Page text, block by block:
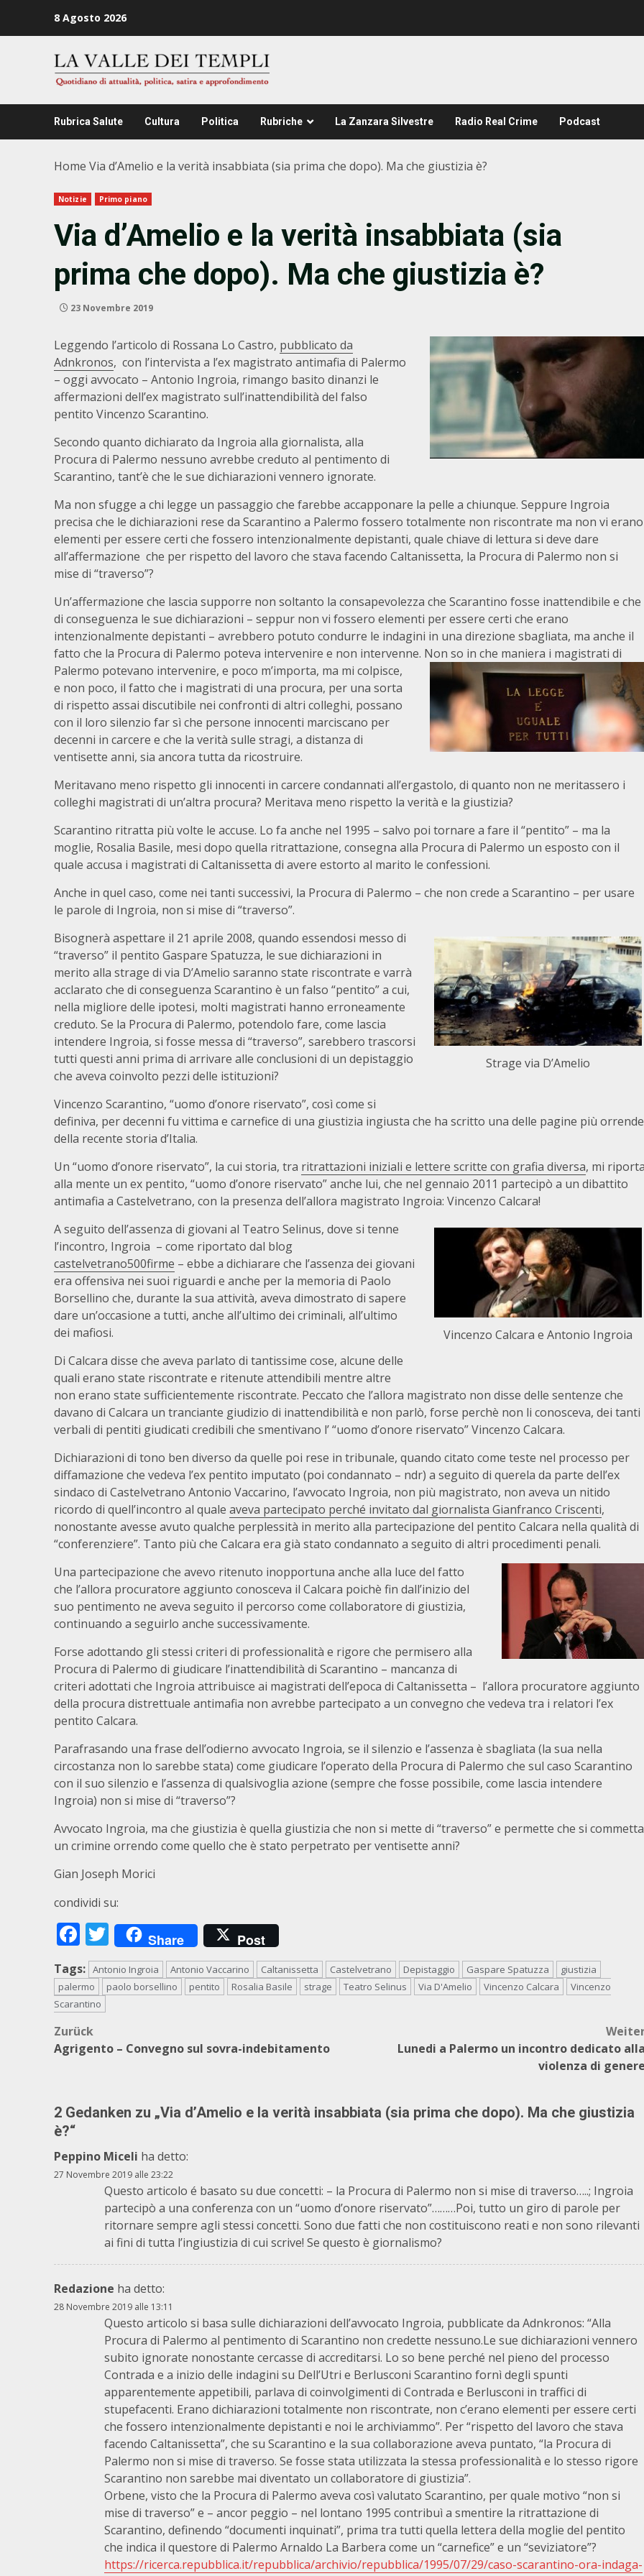
8 Agosto 2026
Rubrica Salute Cultura Politica Rubriche La Zanzara Silvestre Radio Real Crime Podcast
Home Via d’Amelio e la verità insabbiata (sia prima che dopo). Ma che giustizia è?
Notizie Primo piano
Via d’Amelio e la verità insabbiata (sia
prima che dopo). Ma che giustizia è?
23 Novembre 2019
Leggendo l’articolo di Rossana Lo Castro, pubblicato da
Adnkronos, con l’intervista a l’ex magistrato antimafia di Palermo
– oggi avvocato – Antonio Ingroia, rimango basito dinanzi le
affermazioni dell’ex magistrato sull’inattendibilità del falso
pentito Vincenzo Scarantino.
Secondo quanto dichiarato da Ingroia alla giornalista, alla
Procura di Palermo nessuno avrebbe creduto al pentimento di
Scarantino, tant’è che le sue dichiarazioni vennero ignorate.
Ma non sfugge a chi legge un passaggio che farebbe accapponare la pelle a chiunque. Seppure Ingroia
precisa che le dichiarazioni rese da Scarantino a Palermo fossero totalmente non riscontrate ma non vi erano
elementi per essere certi che fossero intenzionalmente depistanti, quale chiave di lettura si deve dare
all’affermazione che per rispetto del lavoro che stava facendo Caltanissetta, la Procura di Palermo non si
mise di “traverso”?
Un’affermazione che lascia supporre non soltanto la consapevolezza che Scarantino fosse inattendibile e che
di conseguenza le sue dichiarazioni – seppur non vi fossero elementi per essere certi che erano
intenzionalmente depistanti – avrebbero potuto condurre le indagini in una direzione sbagliata, ma anche il
fatto che la Procura di Palermo poteva intervenire e non intervenne. Non so in che maniera i magistrati di
Palermo potevano intervenire, e poco m’importa, ma mi colpisce,
e non poco, il fatto che i magistrati di una procura, per una sorta
di rispetto assai discutibile nei confronti di altri colleghi, possano
con il loro silenzio far sì che persone innocenti marciscano per
decenni in carcere e che la verità sulle stragi, a distanza di
ventisette anni, sia ancora tutta da ricostruire.
Meritavano meno rispetto gli innocenti in carcere condannati all’ergastolo, di quanto non ne meritassero i
colleghi magistrati di un’altra procura? Meritava meno rispetto la verità e la giustizia?
Scarantino ritratta più volte le accuse. Lo fa anche nel 1995 – salvo poi tornare a fare il “pentito” – ma la
moglie, Rosalia Basile, mesi dopo quella ritrattazione, consegna alla Procura di Palermo un esposto con il
quale accusa i magistrati di Caltanissetta di avere estorto al marito le confessioni.
Anche in quel caso, come nei tanti successivi, la Procura di Palermo – che non crede a Scarantino – per usare
le parole di Ingroia, non si mise di “traverso”.
Strage via D’Amelio
Bisognerà aspettare il 21 aprile 2008, quando essendosi messo di
“traverso” il pentito Gaspare Spatuzza, le sue dichiarazioni in
merito alla strage di via D’Amelio saranno state riscontrate e varrà
acclarato che di conseguenza Scarantino è un falso “pentito” a cui,
nella migliore delle ipotesi, molti magistrati hanno erroneamente
creduto. Se la Procura di Palermo, potendolo fare, come lascia
intendere Ingroia, si fosse messa di “traverso”, sarebbero trascorsi
tutti questi anni prima di arrivare alle conclusioni di un depistaggio
che aveva coinvolto pezzi delle istituzioni?
Vincenzo Scarantino, “uomo d’onore riservato”, così come si
definiva, per decenni fu vittima e carnefice di una giustizia ingiusta che ha scritto una delle pagine più orrende
della recente storia d’Italia.
Un “uomo d’onore riservato”, la cui storia, tra ritrattazioni iniziali e lettere scritte con grafia diversa, mi
alla mente un ex pentito, “uomo d’onore riservato” anche lui, che nel gennaio 2011 partecipò a un dibattito
antimafia a Castelvetrano, con la presenza dell’allora magistrato Ingroia: Vincenzo Calcara!
Vincenzo Calcara e Antonio Ingroia
A seguito dell’assenza di giovani al Teatro Selinus, dove si tenne
l’incontro, Ingroia – come riportato dal blog
castelvetrano500firme – ebbe a dichiarare che l’assenza dei giovani
era offensiva nei suoi riguardi e anche per la memoria di Paolo
Borsellino che, durante la sua attività, aveva dimostrato di sapere
dare un’occasione a tutti, anche all’ultimo dei criminali, all’ultimo
dei mafiosi.
Di Calcara disse che aveva parlato di tantissime cose, alcune delle
quali erano state riscontrate e ritenute attendibili mentre altre
non erano state sufficientemente riscontrate. Peccato che l’allora magistrato non disse delle sentenze che
davano di Calcara un tranciante giudizio di inattendibilità e non parlò, forse perchè non li conosceva, dei tanti
verbali di pentiti giudicati credibili che smentivano l’ “uomo d’onore riservato” Vincenzo Calcara.
Dichiarazioni di tono ben diverso da quelle poi rese in tribunale, quando citato come teste nel processo per
diffamazione che vedeva l’ex pentito imputato (poi condannato – ndr) a seguito di querela da parte dell’ex
sindaco di Castelvetrano Antonio Vaccarino, l’avvocato Ingroia, non più magistrato, non aveva un nitido
ricordo di quell’incontro al quale aveva partecipato perché invitato dal giornalista Gianfranco Criscenti,
nonostante avesse avuto qualche perplessità in merito alla partecipazione del pentito Calcara nella qualità di
“conferenziere”. Tanto più che Calcara era già stato condannato a seguito di altri procedimenti penali.
Una partecipazione che avevo ritenuto inopportuna anche alla luce del fatto
che l’allora procuratore aggiunto conosceva il Calcara poichè fin dall’inizio del
suo pentimento ne aveva seguito il percorso come collaboratore di giustizia,
continuando a seguirlo anche successivamente.
Forse adottando gli stessi criteri di professionalità e rigore che permisero alla
Procura di Palermo di giudicare l’inattendibilità di Scarantino – mancanza di
criteri adottati che Ingroia attribuisce ai magistrati dell’epoca di Caltanissetta – l’allora procuratore aggiunto
della procura distrettuale antimafia non avrebbe partecipato a un convegno che vedeva tra i relatori l’ex
pentito Calcara.
Parafrasando una frase dell’odierno avvocato Ingroia, se il silenzio e l’assenza è sbagliata (la sua nella
circostanza non lo sarebbe stata) come giudicare l’operato della Procura di Palermo che sul caso Scarantino
con il suo silenzio e l’assenza di qualsivoglia azione (sempre che fosse possibile, come lascia intendere
Ingroia) non si mise di “traverso”?
Avvocato Ingroia, ma che giustizia è quella giustizia che non si mette di “traverso” e permette che si commetta
un crimine orrendo come quello che è stato perpetrato per ventisette anni?
Gian Joseph Morici
condividi su:
Facebook
Twitter
Share Post
Tags: Antonio Ingroia Antonio Vaccarino Caltanissetta Castelvetrano Depistaggio Gaspare Spatuzza
giustizia
palermo
paolo borsellino pentito Rosalia Basile strage Teatro Selinus Via D'Amelio Vincenzo Calcara
Vincenzo
Scarantino
Beitragsnavigation
Zurück
Agrigento – Convegno sul sovra-indebitamento
Lunedi a Palermo un incontro dedicato
violenza di
2 Gedanken zu „Via d’Amelio e la verità insabbiata (sia prima che dopo). Ma che giustizia
è?“
Peppino Miceli ha detto:
27 Novembre 2019 alle 23:22
Questo articolo é basato su due concetti: – la Procura di Palermo non si mise di traverso…..; Ingroia
partecipò a una conferenza con un “uomo d’onore riservato”………Poi, tutto un giro di parole per
ritornare sempre agli stessi concetti. Sono due fatti che non costituiscono reati e non sono rilevanti
ai fini di tutta l’ingiustizia di cui scrive! Se questo è giornalismo?
Redazione ha detto:
28 Novembre 2019 alle 13:11
Questo articolo si basa sulle dichiarazioni dell’avvocato Ingroia, pubblicate da Adnkronos: “Alla
Procura di Palermo al pentimento di Scarantino non credette nessuno.Le sue dichiarazioni vennero
subito ignorate nonostante cercasse di accreditarsi. Lo so bene perché nel pieno del processo
Contrada e a inizio delle indagini su Dell’Utri e Berlusconi Scarantino fornì degli spunti
apparentemente appetibili, parlava di coinvolgimenti di Contrada e Berlusconi in traffici di
stupefacenti. Erano dichiarazioni totalmente non riscontrate, non c’erano elementi per essere certi
che fossero intenzionalmente depistanti e noi le archiviammo”. Per “rispetto del lavoro che stava
facendo Caltanissetta”, che su Scarantino e la sua collaborazione aveva puntato, “la Procura di
Palermo non si mise di traverso. Se fosse stata utilizzata la stessa professionalità e lo stesso rigore
Scarantino non sarebbe mai diventato un collaboratore di giustizia”.
Orbene, visto che la Procura di Palermo aveva così valutato Scarantino, per quale motivo “non si
mise di traverso” e – ancor peggio – nel lontano 1995 contribuì a smentire la ritrattazione di
Scarantino, definendo “documenti inquinati”, prima tra tutti quella lettera della moglie del pentito
che indica il questore di Palermo Arnaldo La Barbera come un “carnefice” e un “seviziatore”?
https://ricerca.repubblica.it/repubblica/archivio/repubblica/1995/07/29/caso-scarantino-ora-indaga-